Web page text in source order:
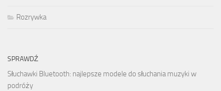
Rozrywka
SPRAWDŹ
Słuchawki Bluetooth: najlepsze modele do słuchania muzyki w
podróży